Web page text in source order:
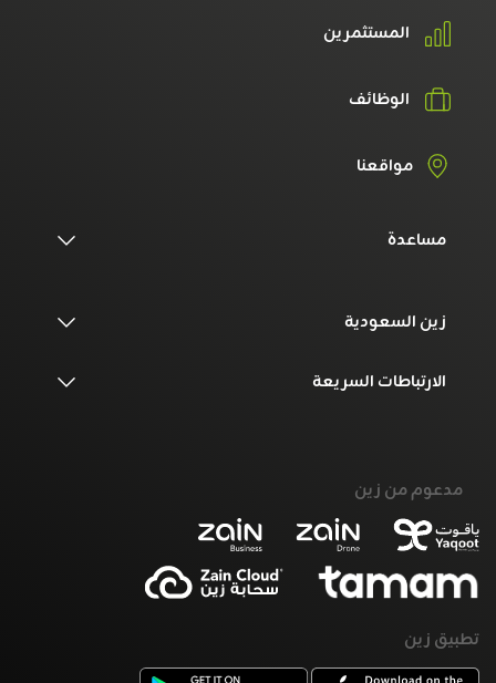
المستثمرين
الوظائف
مواقعنا
مساعدة
زين السعودية
الارتباطات السريعة
مدعوم من زين
تطبيق زين